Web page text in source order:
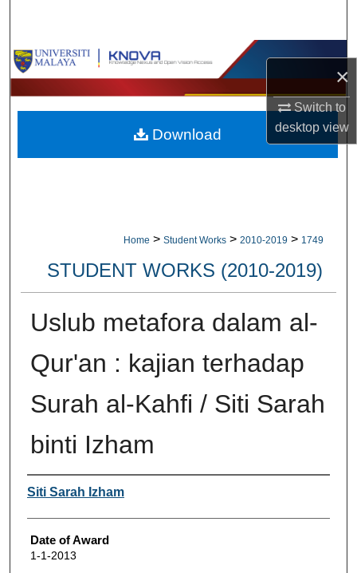
×
Switch to
desktopview
Browse Collections
My Account
About
Home > Student Works > 2010-2019 > 1749
STUDENT WORKS (2010-2019)
Uslub metafora dalam al-
Qur'an : kajian terhadap
Surah al-Kahfi / Siti Sarah
binti Izham
Author
Siti Sarah Izham
Date of Award
1-1-2013
Download